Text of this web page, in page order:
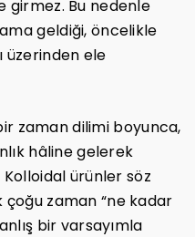
girmez. Bu nedenle
geldiği, öncelikle
üzerinden ele
zaman dilimi boyunca,
hâline gelerek
Kolloidal ürünler söz
çoğu zaman “ne kadar
bir varsayımla